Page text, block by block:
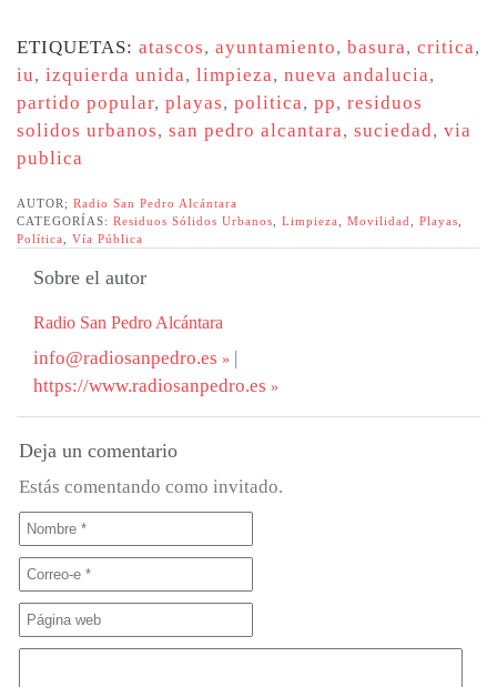
ETIQUETAS: atascos, ayuntamiento, basura, critica,
iu, izquierda unida, limpieza, nueva andalucia,
partido popular, playas, politica, pp, residuos
solidos urbanos, san pedro alcantara, suciedad, via
publica
AUTOR; Radio San Pedro Alcántara
CATEGORÍAS: Residuos Sólidos Urbanos Limpieza Movilidad Playas
Política
Vía Pública
Sobre el autor
Radio San Pedro Alcántara
info@radiosanpedro.es
|
https://www.radiosanpedro.es
Deja un comentario
Estás comentando como invitado.